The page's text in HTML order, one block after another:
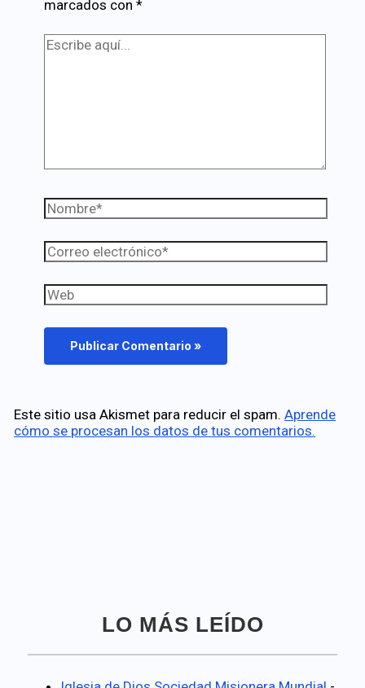
marcados con *
Escribe
Nombre*
Correo
electrónico*
Web
Este sitio usa Akismet para reducir el spam.Aprende
cómo se procesan los datos de tus comentarios.
LO MÁS LEÍDO